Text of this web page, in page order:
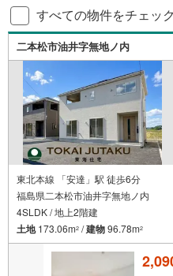
すべての物件をチェッ
二本松市油井字無地ノ内
東北本線 「安達」駅 徒歩6分
福島県二本松市油井字無地ノ内
4SLDK / 地上2階建
土地173.06m2 /建物96.78m2